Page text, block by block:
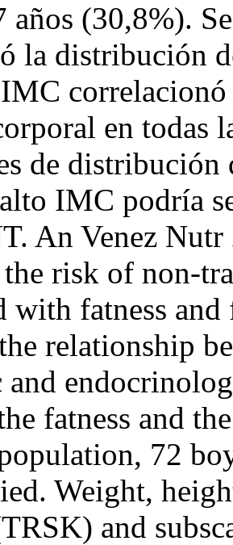
años (30,8%).
la distribución
en todas
de distribución
IMC podría
An Venez
risk of non-
with fatness
relationship
fatness and
72
Weight,
and